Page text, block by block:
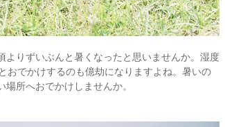
りずいぶんと暑くなったと思いませんか。湿度
おでかけするのも億劫になりますよね。暑いの
所へおでかけしませんか。